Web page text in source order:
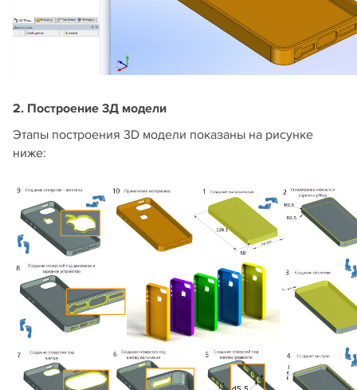
2. Построение 3Д модели
Этапы построения 3D модели показаны на рисунке
ниже: